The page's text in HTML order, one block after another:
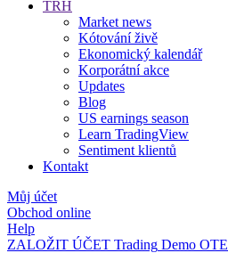
TRH
Market news
Kótování živě
Ekonomický kalendář
Korporátní akce
Updates
Blog
US earnings season
Learn TradingView
Sentiment klientů
Kontakt
Můj účet
Obchod online
Help
ZALOŽIT ÚČET Trading Demo